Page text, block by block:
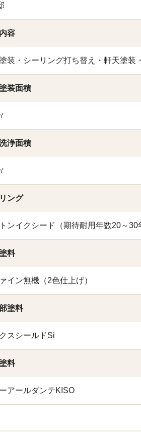
容
装・シーリング打ち替え・軒天塗装
装面積
浄面積
ング
ンイクシード（期待耐用年数20～30
料
イン無機（2色仕上げ）
塗料
スシールドSi
料
アールダンテKISO